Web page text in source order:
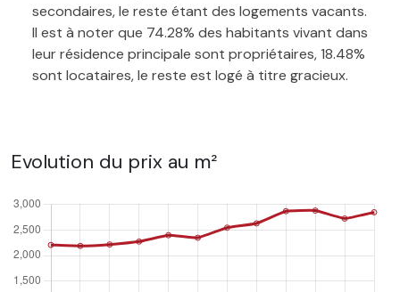
secondaires, le reste étant des logements vacants.
Il est à noter que 74.28% des habitants vivant dans
leur résidence principale sont propriétaires, 18.48%
sont locataires, le reste est logé à titre gracieux.
Evolution du prix au m²